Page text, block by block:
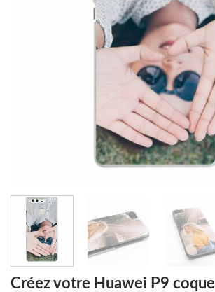
Créez votre Huawei P9 coque